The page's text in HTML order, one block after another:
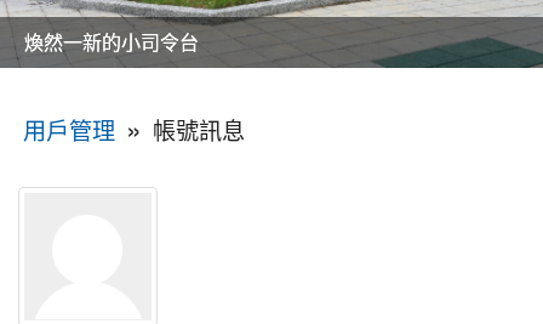
美麗的操場是我們活力的來源
美麗的操場是我們活力的來源
煥然一新的小司令台
煥然一新的小司令台
富含桃園埤塘田園風光意象的中廊
富含桃園埤塘田園風光意象的中廊
嶄新的中庭廣場
嶄新的中庭廣場
水生池生生不息
水生池生生不息
用戶管理 » 帳號訊息